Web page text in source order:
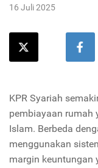
16 Juli 2025
KPR Syariah
pembiayaan rumah
Islam. Berbeda
menggunakan
margin keuntungan